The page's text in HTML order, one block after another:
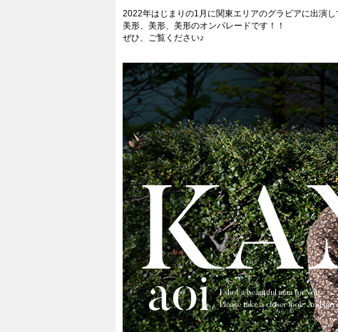
2022年はじまりの1月に関東エリアのグラビアに出演
美形、美形、美形のオンパレードです！！
ぜひ、ご覧ください♪